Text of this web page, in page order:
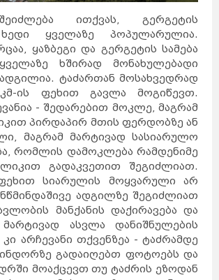
ითქვას, გერგეტის
ხედი ყველაზე პოპულარულია.
ყაზბეგი და გერგეტის სამება
ხშირად მონახულებადი
ტაძართან მოსახვედრად
ის ფეხით გავლა მოგიწევთ.
- შედარებით მოკლე, მაგრამ
პირდაპირ მთის ფერდობზე ან
მაგრამ მარტივად სასიარულო
რომლის დამოკლება რამდენიმე
გადაკვეთით შეგიძლიათ.
სიარულის მოყვარული არ
ადგილზე შეგიძლიათ
მანქანის დაქირავება და
ასვლა დანიშნულების
არჩევანი თქვენზეა - ტაძრამდე
გადაიღებთ ფოტოებს და
მოაქცევთ თუ ტაძრის ეზოდან